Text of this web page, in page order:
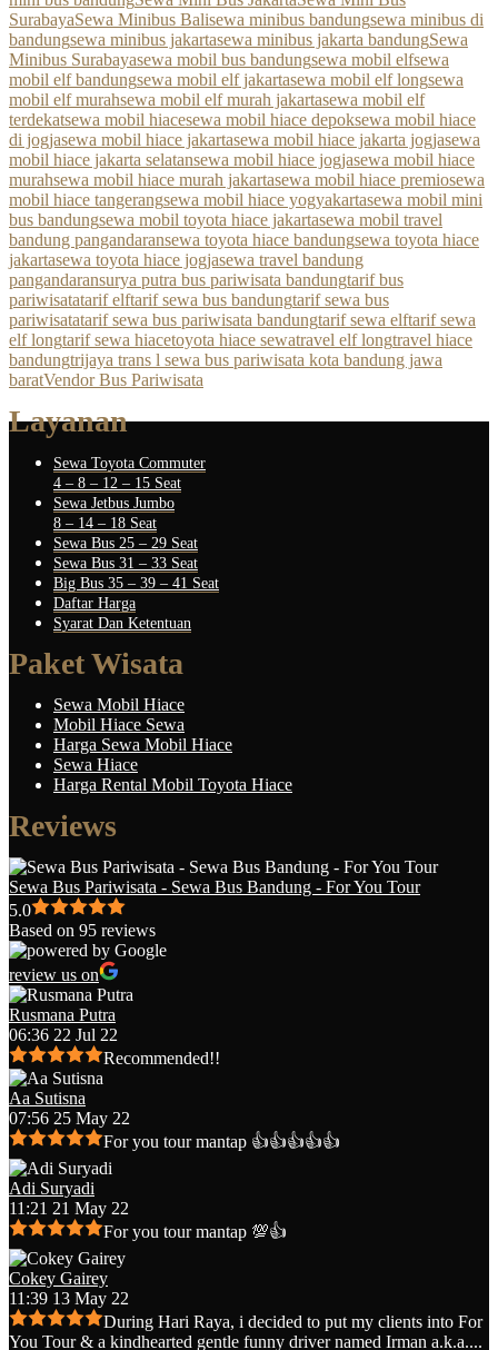
SurabayaSewa Minibus Balisewa minibus bandungsewa minibus di
bandungsewa minibus jakartasewa minibus jakarta bandungSewa
Minibus Surabayasewa mobil bus bandungsewa mobil elfsewa
mobil elf bandungsewa mobil elf jakartasewa mobil elf longsewa
mobil elf murahsewa mobil elf murah jakartasewa mobil elf
terdekatsewa mobil hiacesewa mobil hiace depoksewa mobil hiace
di jogjasewa mobil hiace jakartasewa mobil hiace jakarta jogjasewa
mobil hiace jakarta selatansewa mobil hiace jogjasewa mobil hiace
murahsewa mobil hiace murah jakartasewa mobil hiace premiosewa
mobil hiace tangerangsewa mobil hiace yogyakartasewa mobil mini
bus bandungsewa mobil toyota hiace jakartasewa mobil travel
bandung pangandaransewa toyota hiace bandungsewa toyota hiace
jakartasewa toyota hiace jogjasewa travel bandung
pangandaransurya putra bus pariwisata bandungtarif bus
pariwisatatarif elftarif sewa bus bandungtarif sewa bus
pariwisatatarif sewa bus pariwisata bandungtarif sewa elftarif sewa
elf longtarif sewa hiacetoyota hiace sewatravel elf longtravel hiace
bandungtrijaya trans l sewa bus pariwisata kota bandung jawa
baratVendor Bus Pariwisata
Layanan
Sewa Toyota Commuter
4 – 8 – 12 – 15 Seat
Sewa Jetbus Jumbo
8 – 14 – 18 Seat
Sewa Bus 25 – 29 Seat
Sewa Bus 31 – 33 Seat
Big Bus 35 – 39 – 41 Seat
Daftar Harga
Syarat Dan Ketentuan
Paket Wisata
Sewa Mobil Hiace
Mobil Hiace Sewa
Harga Sewa Mobil Hiace
Sewa Hiace
Harga Rental Mobil Toyota Hiace
Reviews
Sewa Bus Pariwisata - Sewa Bus Bandung - For You Tour
5.0
Based on 95 reviews
review us on
Rusmana Putra
06:36 22 Jul 22
Recommended!!
Aa Sutisna
07:56 25 May 22
For you tour mantap 👍👍👍👍👍
Adi Suryadi
11:21 21 May 22
For you tour mantap 💯👍
Cokey Gairey
11:39 13 May 22
During Hari Raya, i decided to put my clients into For
You Tour & a kindhearted gentle funny driver named Irman a.k.a....